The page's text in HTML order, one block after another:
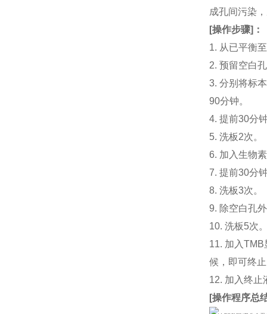
成孔间污染
[操作步骤] ：
1. 从已平衡
2. 预留空白
3. 分别将标
90分钟。
4. 提前30分
5. 洗板2次。
6. 加入生物
7. 提前30分
8. 洗板3次。
9. 除空白孔
10. 洗板5次
11. 加入
候，即可终
12. 加入终止
[操作程序总